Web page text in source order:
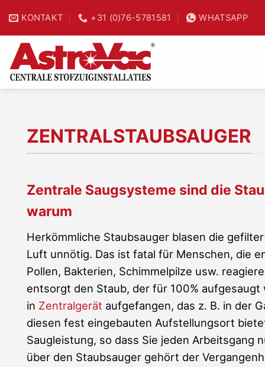
Inhalt
springen
KONTAKT +31 (0)76-5781581 WHATSAPP
25% Zeitsparnis
ZENTRALSTAUBSAUGER
Zentrale Saugsysteme sind die
warum
Herkömmliche Staubsauger blasen die
Luft unnötig. Das ist fatal für Menschen, die
Pollen, Bakterien, Schimmelpilze usw.
entsorgt den Staub, der für 100%
in Zentralgerät aufgefangen, das z. B. in der
diesen fest eingebauten Aufstellungsort
Saugleistung, so dass Sie jeden Arbeitsgang
über den Staubsauger gehört der